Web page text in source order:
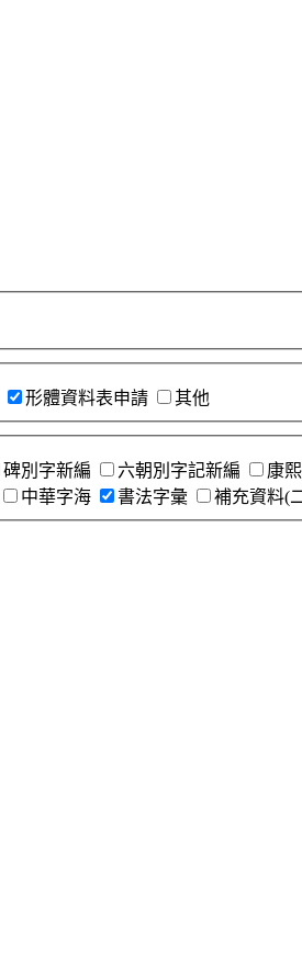
形體資料表申請 其他
碑別字新編 六朝別字記新編
康
中華字海 書法字彙 補充資料(